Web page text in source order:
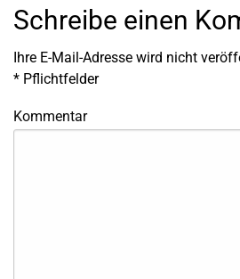
Schreibe einen
Ihre E-Mail-Adresse wird nicht
* Pflichtfelder
Kommentar